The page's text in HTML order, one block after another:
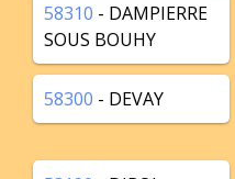
58310 - DAMPIERRE
SOUS BOUHY
58300 - DEVAY